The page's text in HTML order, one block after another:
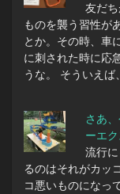
友だ
ものを襲う習性が
とか。その時、車
に刺された時に応
うな。 そういえば
さあ
ーエ
流行
るのはそれがカッ
コ悪いものになっ